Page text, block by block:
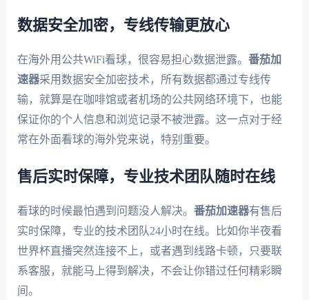
数据安全加密，专线传输更放心
在海外用公共WiFi看球，很容易担心数据泄露。 番茄加
速器采用数据安全加密技术，所有数据都通过专线传
输，就算是在咖啡馆或者机场的公共网络环境下，也能
保证你的个人信息和浏览记录不被泄露。这一点对于经
常在外面看球的海外党来说，特别重要。
售后实时保障，专业技术团队随时在线
看球的时候最怕遇到问题没人解决。 番茄加速器有售后
实时保障，专业的技术团队24小时在线。比如你半夜看
世界杯直播突然连接不上，或者遇到线路卡顿，只要联
系客服，就能马上得到解决，不会让你错过任何精彩瞬
间。